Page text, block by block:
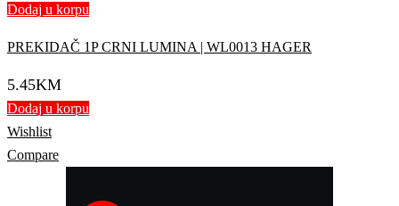
Dodaj u korpu
PREKIDAČ 1P CRNI LUMINA | WL0013 HAGER
5.45KM
Dodaj u korpu
Wishlist
Compare